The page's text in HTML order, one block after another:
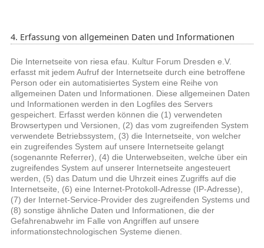
4. Erfassung von allgemeinen Daten und Informationen
Die Internetseite von riesa efau. Kultur Forum Dresden e.V.
erfasst mit jedem Aufruf der Internetseite durch eine betroffene
Person oder ein automatisiertes System eine Reihe von
allgemeinen Daten und Informationen. Diese allgemeinen Daten
und Informationen werden in den Logfiles des Servers
gespeichert. Erfasst werden können die (1) verwendeten
Browsertypen und Versionen, (2) das vom zugreifenden System
verwendete Betriebssystem, (3) die Internetseite, von welcher
ein zugreifendes System auf unsere Internetseite gelangt
(sogenannte Referrer), (4) die Unterwebseiten, welche über ein
zugreifendes System auf unserer Internetseite angesteuert
werden, (5) das Datum und die Uhrzeit eines Zugriffs auf die
Internetseite, (6) eine Internet-Protokoll-Adresse (IP-Adresse),
(7) der Internet-Service-Provider des zugreifenden Systems und
(8) sonstige ähnliche Daten und Informationen, die der
Gefahrenabwehr im Falle von Angriffen auf unsere
informationstechnologischen Systeme dienen.